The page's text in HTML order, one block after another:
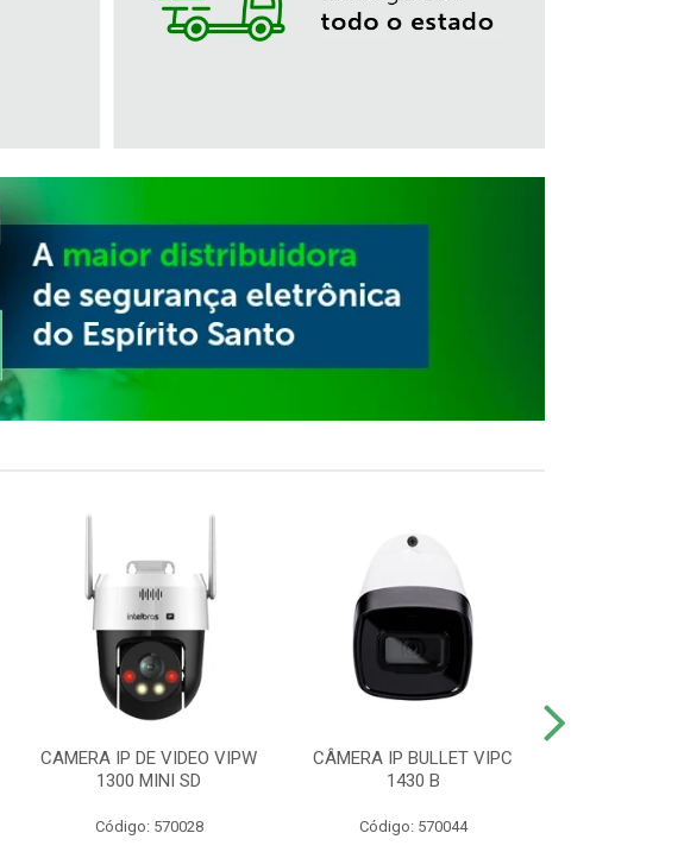
CAMERA IP DE VIDEO VIPW
1300 MINI SD
Código: 570028
CÂMERA IP BULLET VIPC
1430 B
Código: 570044